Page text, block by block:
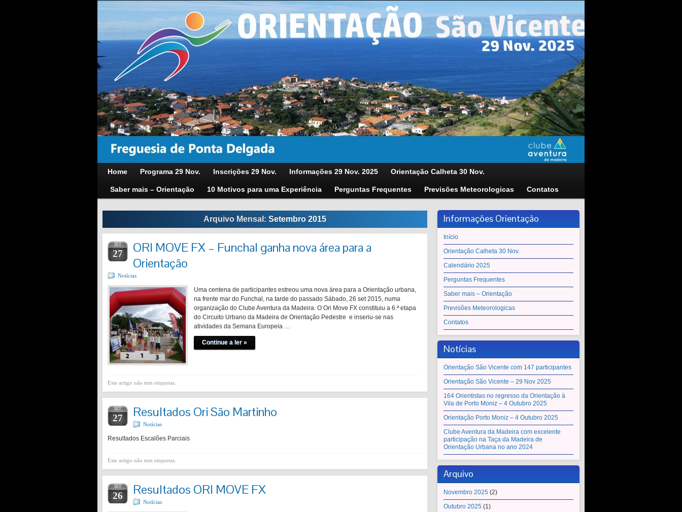
Home Programa 29 Nov. Inscrições 29 Nov. Informações 29 Nov. 2025 Orientação Calheta 30 Nov.
Saber mais – Orientação 10 Motivos para uma Experiência Perguntas Frequentes Previsões Meteorologicas Contatos
Arquivo Mensal: Setembro 2015
SET
27
ORI MOVE FX – Funchal ganha nova área para a
Orientação
Notícias
Uma centena de participantes estreou uma nova área para a Orientação urbana,
na frente mar do Funchal, na tarde do passado Sábado, 26 set 2015, numa
organização do Clube Aventura da Madeira. O Ori Move FX constituiu a 6.ª etapa
do Circuito Urbano da Madeira de Orientação Pedestre e inseriu-se nas
atividades da Semana Europeia …
Continue a ler »
Este artigo não tem etiquetas.
SET
27 Resultados Ori São Martinho
Notícias
Resultados Escalões Parciais
Este artigo não tem etiquetas.
SET
26 Resultados ORI MOVE FX
Notícias
Informações Orientação
Início
Orientação Calheta 30 Nov.
Calendário 2025
Perguntas Frequentes
Saber mais – Orientação
Previsões Meteorologicas
Contatos
Notícias
Orientação São Vicente com 147 participantes
Orientação São Vicente – 29 Nov 2025
164 Orientistas no regresso da Orientação à
Vila de Porto Moniz – 4 Outubro 2025
Orientação Porto Moniz – 4 Outubro 2025
Clube Aventura da Madeira com excelente
participação na Taça da Madeira de
Orientação Urbana no ano 2024
Arquivo
Novembro 2025 (2)
Outubro 2025 (1)